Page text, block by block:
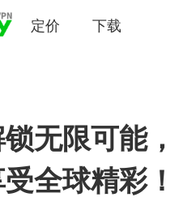
定价 下载
无限可能，
全球精彩！